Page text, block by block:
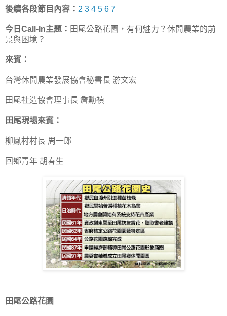
後續各段節目內容： 2 3 4 5 6 7
今日Call-In主題： 田尾公路花園，有何魅力？休閒農業的前
景與困境？
來賓：
台灣休閒農業發展協會秘書長 游文宏
田尾社造協會理事長 詹勳禎
田尾現場來賓：
柳鳳村村長 周一郎
回鄉青年 胡春生
田尾公路花園